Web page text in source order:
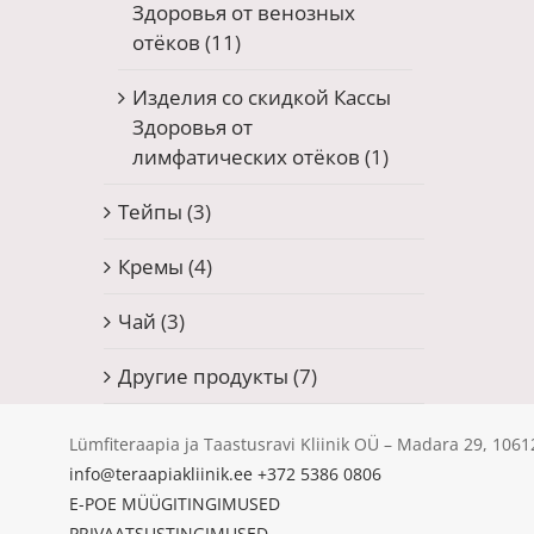
Здоровья от венозных
отёков (11)
Изделия со скидкой Кассы
Здоровья от
лимфатических отёков (1)
Тейпы (3)
Кремы (4)
Чай (3)
Другие продукты (7)
Lümfiteraapia ja Taastusravi Kliinik OÜ – Madara 29,
info@teraapiakliinik.ee +372 5386 0806
E-POE MÜÜGITINGIMUSED